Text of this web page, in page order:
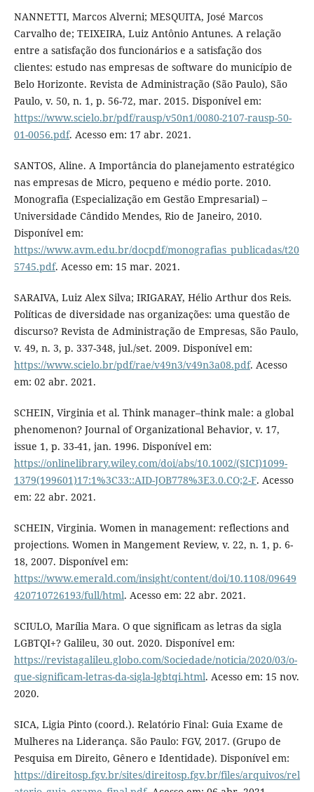
NANNETTI, Marcos Alverni; MESQUITA, José Marcos
Carvalho de; TEIXEIRA, Luiz Antônio Antunes. A relação
entre a satisfação dos funcionários e a satisfação dos
clientes: estudo nas empresas de software do município de
Belo Horizonte. Revista de Administração (São Paulo), São
Paulo, v. 50, n. 1, p. 56-72, mar. 2015. Disponível em:
https://www.scielo.br/pdf/rausp/v50n1/0080-2107-rausp-50-
01-0056.pdf. Acesso em: 17 abr. 2021.
SANTOS, Aline. A Importância do planejamento estratégico
nas empresas de Micro, pequeno e médio porte. 2010.
Monografia (Especialização em Gestão Empresarial) –
Universidade Cândido Mendes, Rio de Janeiro, 2010.
Disponível em:
https://www.avm.edu.br/docpdf/monografias_publicadas/t20
5745.pdf. Acesso em: 15 mar. 2021.
SARAIVA, Luiz Alex Silva; IRIGARAY, Hélio Arthur dos Reis.
Políticas de diversidade nas organizações: uma questão de
discurso? Revista de Administração de Empresas, São Paulo,
v. 49, n. 3, p. 337-348, jul./set. 2009. Disponível em:
https://www.scielo.br/pdf/rae/v49n3/v49n3a08.pdf. Acesso
em: 02 abr. 2021.
SCHEIN, Virginia et al. Think manager–think male: a global
phenomenon? Journal of Organizational Behavior, v. 17,
issue 1, p. 33-41, jan. 1996. Disponível em:
https://onlinelibrary.wiley.com/doi/abs/10.1002/(SICI)1099-
1379(199601)17:1%3C33::AID-JOB778%3E3.0.CO;2-F. Acesso
em: 22 abr. 2021.
SCHEIN, Virginia. Women in management: reflections and
projections. Women in Mangement Review, v. 22, n. 1, p. 6-
18, 2007. Disponível em:
https://www.emerald.com/insight/content/doi/10.1108/09649
420710726193/full/html. Acesso em: 22 abr. 2021.
SCIULO, Marília Mara. O que significam as letras da sigla
LGBTQI+? Galileu, 30 out. 2020. Disponível em:
https://revistagalileu.globo.com/Sociedade/noticia/2020/03/o-
que-significam-letras-da-sigla-lgbtqi.html. Acesso em: 15 nov.
2020.
SICA, Ligia Pinto (coord.). Relatório Final: Guia Exame de
Mulheres na Liderança. São Paulo: FGV, 2017. (Grupo de
Pesquisa em Direito, Gênero e Identidade). Disponível em:
https://direitosp.fgv.br/sites/direitosp.fgv.br/files/arquivos/rel